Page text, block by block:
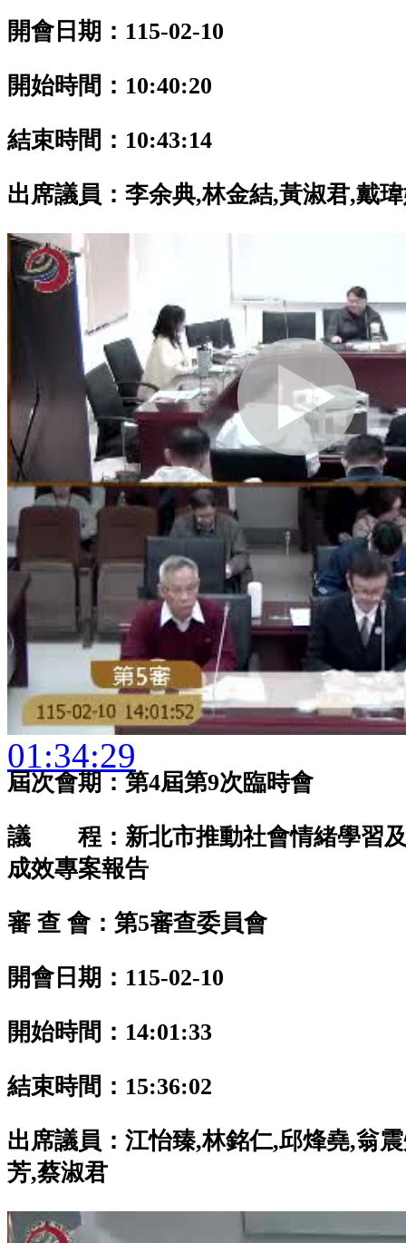
開會日期：115-02-10
開始時間：10:40:20
結束時間：10:43:14
出席議員： 李余典,林金結,黃淑君,戴
01:34:29
屆次會期：第4屆第9次臨時會
議 程：新北市推動社會情緒學習及
成效專案報告
審 查 會：第5審查委員會
開會日期：115-02-10
開始時間：14:01:33
結束時間：15:36:02
出席議員： 江怡臻,林銘仁,邱烽堯,翁
芳,蔡淑君